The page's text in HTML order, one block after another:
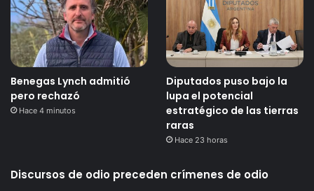
Benegas Lynch admitió
pero rechazó
Hace 4 minutos
Diputados puso bajo la
lupa el potencial
estratégico de las tierras
raras
Hace 23 horas
Discursos de odio preceden crímenes de odio